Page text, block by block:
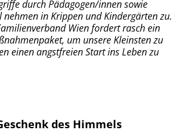
durch Pädagogen/innen sowie
nehmen in Krippen und Kindergärten zu.
Wien fordert rasch ein
um unsere Kleinsten zu
einen angstfreien Start ins Leben zu
des Himmels